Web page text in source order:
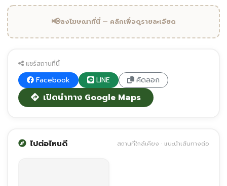
📢ลงโฆษณาที่นี่ — คลิกเพื่อดูรายละเอียด
แชร์สถานที่นี้
Facebook LINE คัดลอก
เปิดนำทาง Google Maps
ไปต่อไหนดี สถานที่ใกล้เคียง · แนะนำเส้นทางต่อ